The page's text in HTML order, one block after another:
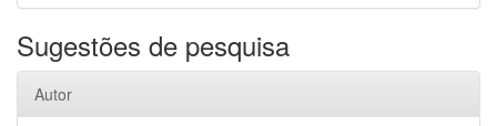
Sugestões de pesquisa
Autor